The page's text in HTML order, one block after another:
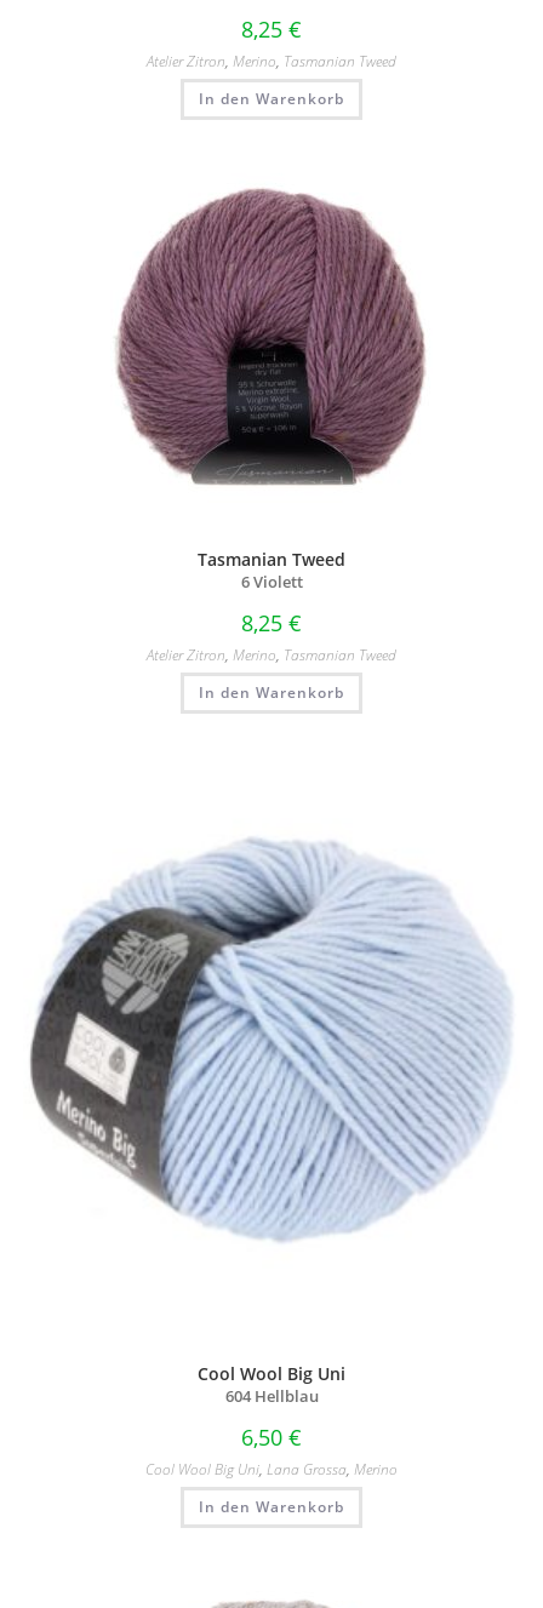
8,25 €
Atelier Zitron, Merino, Tasmanian Tweed
In den Warenkorb
Tasmanian Tweed
6 Violett
8,25 €
Atelier Zitron, Merino, Tasmanian Tweed
In den Warenkorb
Cool Wool Big Uni
604 Hellblau
6,50 €
Cool Wool Big Uni, Lana Grossa, Merino
In den Warenkorb